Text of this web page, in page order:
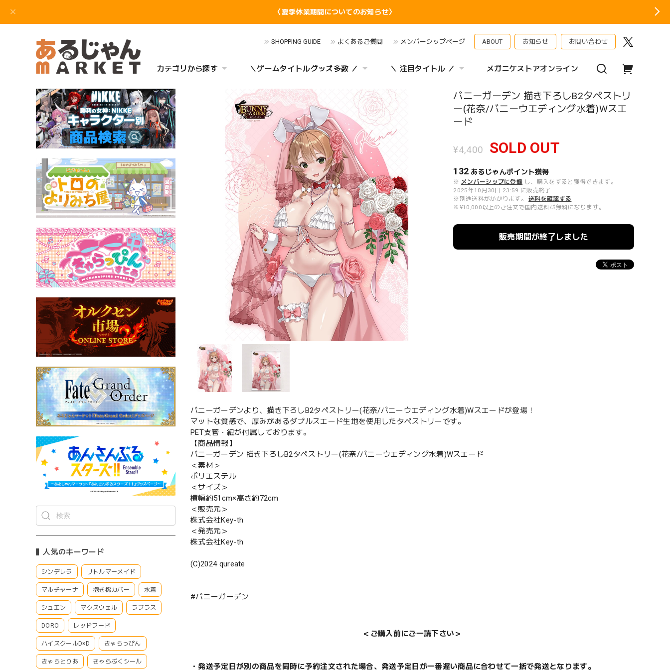
〈夏季休業期間についてのお知らせ〉
SHOPPING GUIDE よくあるご質問 メンバーシップページ ABOUT お知らせ お問い合わせ
カテゴリから探す ＼ゲームタイトルグッズ多数 ／ ＼ 注目タイトル ／ メガニケストアオンライン
人気のキーワード
シンデレラ リトルマーメイド
マルチャーナ 抱き枕カバー 水着
シュエン マクスウェル ラプラス
DORO レッドフード
ハイスクールD×D きゃらっぴん
きゃらとりあ きゃらぷくシール
バニーガーデン 描き下ろしB2タペストリ
ー(花奈/バニーウエディング水着)Wスエ
ード
¥4,400 SOLD OUT
132 あるじゃんポイント獲得
※ メンバーシップに登録 し、購入をすると獲得できます。
2025年10月30日 23:59 に販売終了
※別途送料がかかります。
送料を確認する
※¥10,000以上のご注文で国内送料が無料になります。
販売期間が終了しました
バニーガーデンより、描き下ろしB2タペストリー(花奈/バニーウエディング水着)Wスエードが登場！
マットな質感で、厚みがあるダブルスエード生地を使用したタペストリーです。
PET支管・紐が付属しております。
【商品情報】
バニーガーデン 描き下ろしB2タペストリー(花奈/バニーウエディング水着)Wスエード
＜素材＞
ポリエステル
＜サイズ＞
横幅約51cm×高さ約72cm
＜販売元＞
株式会社Key-th
＜発売元＞
株式会社Key-th
(C)2024 qureate
#バニーガーデン
＜ご購入前にご一読下さい＞
・発送予定日が別の商品を同時に予約注文された場合、発送予定日が一番遅い商品に合わせて一括で発送となります。